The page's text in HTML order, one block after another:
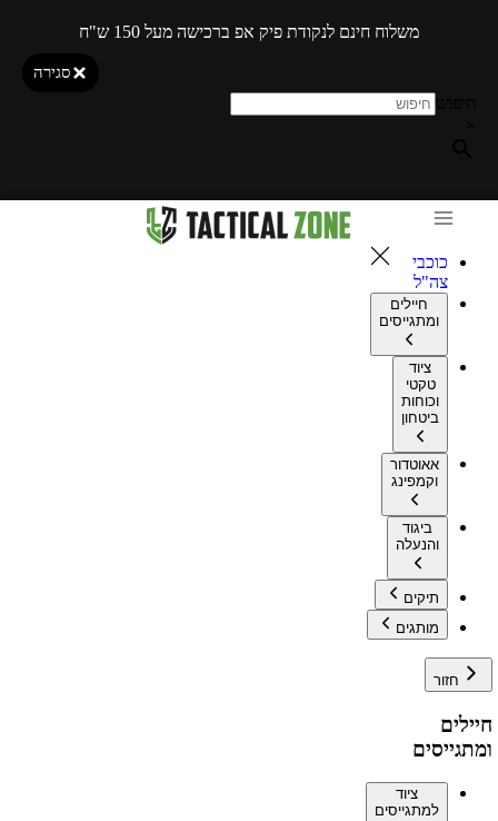
משלוח חינם לנקודת פיק אפ ברכישה מעל 150 ש"ח
סגירה
כוכבי
צה"ל
חיילים
ומתגייסים
ציוד
טקטי
וכוחות
ביטחון
אאוטדור
וקמפינג
ביגוד
והנעלה
תיקים
מותגים
חזור
חיילים
ומתגייסים
ציוד
למתגייסים